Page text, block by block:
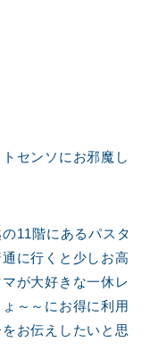
センソにお邪魔し
11階にあるパスタ
に行くと少しお高
が大好きな一休レ
～～にお得に利用
お伝えしたいと思